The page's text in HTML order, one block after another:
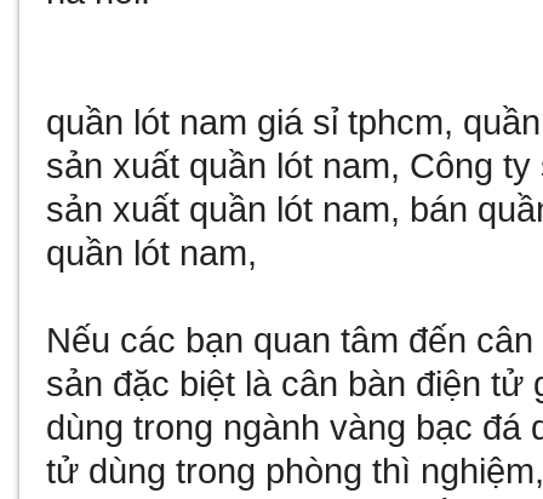
quần lót nam giá sỉ tphcm,
sản xuất quần lót nam, Công ty
sản xuất quần lót nam, bán
quần lót nam,
Nếu các bạn quan tâm đến cân
sản đặc biệt là cân bàn điện tử
dùng trong ngành vàng bạc
tử dùng trong phòng thì